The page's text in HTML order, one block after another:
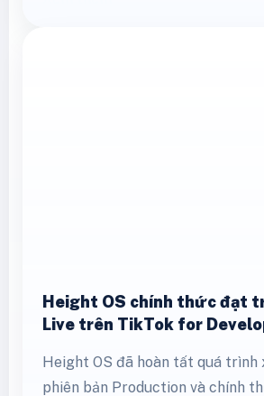
thái Live trên TikTok for
bước tiến quan trọng trong …
Xem thêm